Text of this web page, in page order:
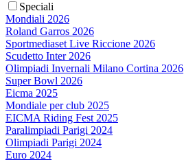
Speciali
Mondiali 2026
Roland Garros 2026
Sportmediaset Live Riccione 2026
Scudetto Inter 2026
Olimpiadi Invernali Milano Cortina 2026
Super Bowl 2026
Eicma 2025
Mondiale per club 2025
EICMA Riding Fest 2025
Paralimpiadi Parigi 2024
Olimpiadi Parigi 2024
Euro 2024